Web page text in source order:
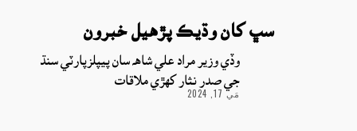
سڀ کان وڌيڪ پڙهيل خبرون
وڏي وزير مراد علي شاهه سان پيپلزپارٽي سنڌ
جي صدر نثار کهڙي ملاقات
مَي 17, 2024